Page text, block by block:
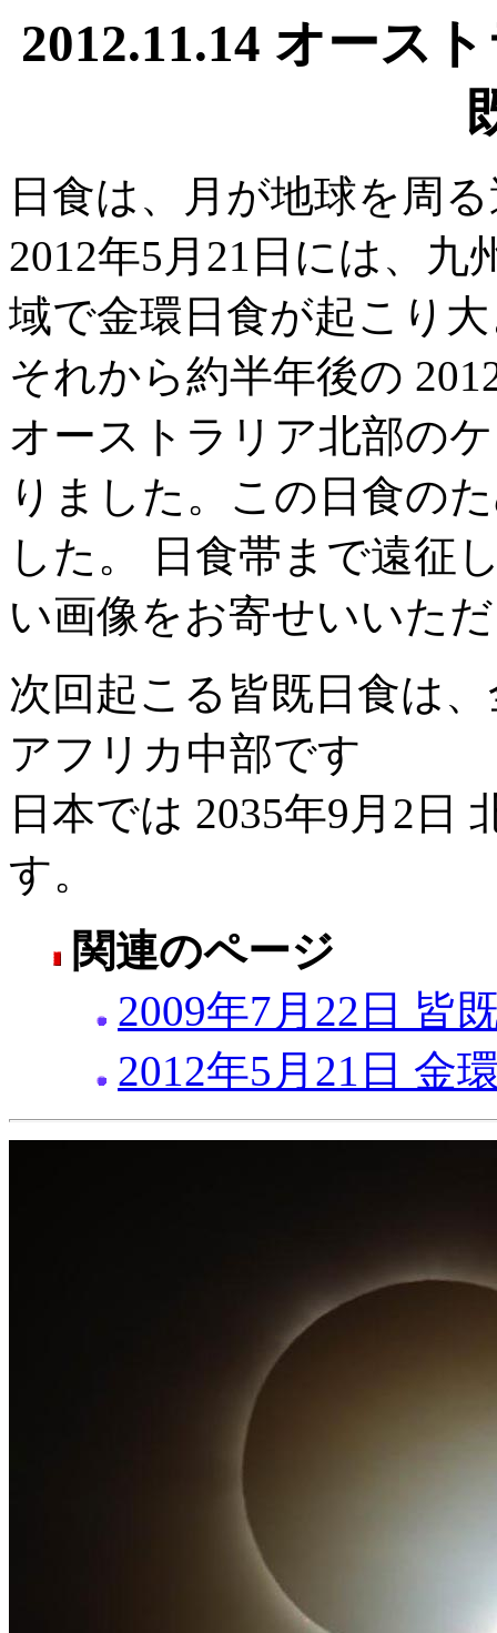
2012.11.14 オース
日食は、月が地球を周
2012年5月21日には、
域で金環日食が起こり
それから約半年後の
オーストラリア北部の
りました。この日食の
した。 日食帯まで遠征
い画像をお寄せいいた
次回起こる皆既日食は
アフリカ中部です
日本では 2035年9月2日
す。
関連のページ
2009年7月22日 皆
2012年5月21日 金